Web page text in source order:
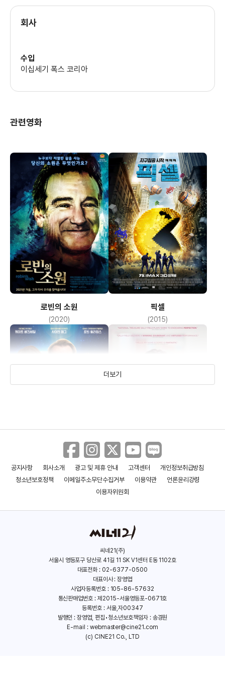
회사
수입
이십세기 폭스 코리아
관련영화
로빈의 소원
(2020)
픽셀
(2015)
앱솔루틀리 애니씽 헬로, 마이 네임 이즈 도리스
더보기
공지사항 회사소개 광고 및 제휴 안내 고객센터
개인정보취급방침
청소년보호정책
이메일주소무단수집거부 이용약관
언론윤리강령
이용자위원회
씨네21(주)
서울시 영등포구 당산로 41길 11 SK V1센터 E동 1102호
대표전화 : 02-6377-0500
대표이사 : 장영엽
사업자등록번호 : 105-86-57632
통신판매업번호 : 제2015-서울영등포-0671호
등록번호 : 서울,자00347
발행인 : 장영엽, 편집•청소년보호책임자 : 송경원
E-mail : webmaster@cine21.com
(c) CINE21 Co., LTD